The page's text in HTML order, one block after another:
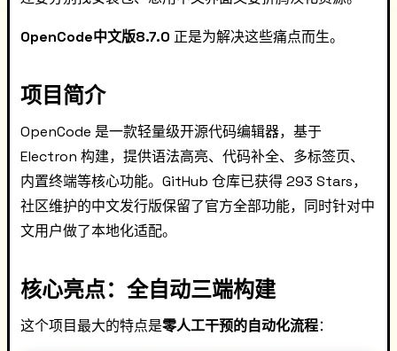
OpenCode中文版8.7.0 正是为解决这些痛点而生。
项目简介
OpenCode 是一款轻量级开源代码编辑器，基于
Electron 构建，提供语法高亮、代码补全、多标签页、
内置终端等核心功能。GitHub 仓库已获得 293 Stars，
社区维护的中文发行版保留了官方全部功能，同时针对中
文用户做了本地化适配。
核心亮点：全自动三端构建
这个项目最大的特点是零人工干预的自动化流程：